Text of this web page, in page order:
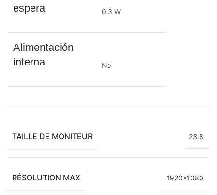
espera
0.3 W
Alimentación
interna
No
TAILLE DE MONITEUR 23.8
RÉSOLUTION MAX 1920×1080